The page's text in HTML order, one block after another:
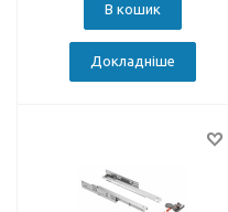
В кошик
Докладніше